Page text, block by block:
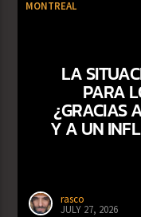
MONTREAL
LA
PARA
¿GRACIAS
Y A UN
rasco
JULY 27, 2026